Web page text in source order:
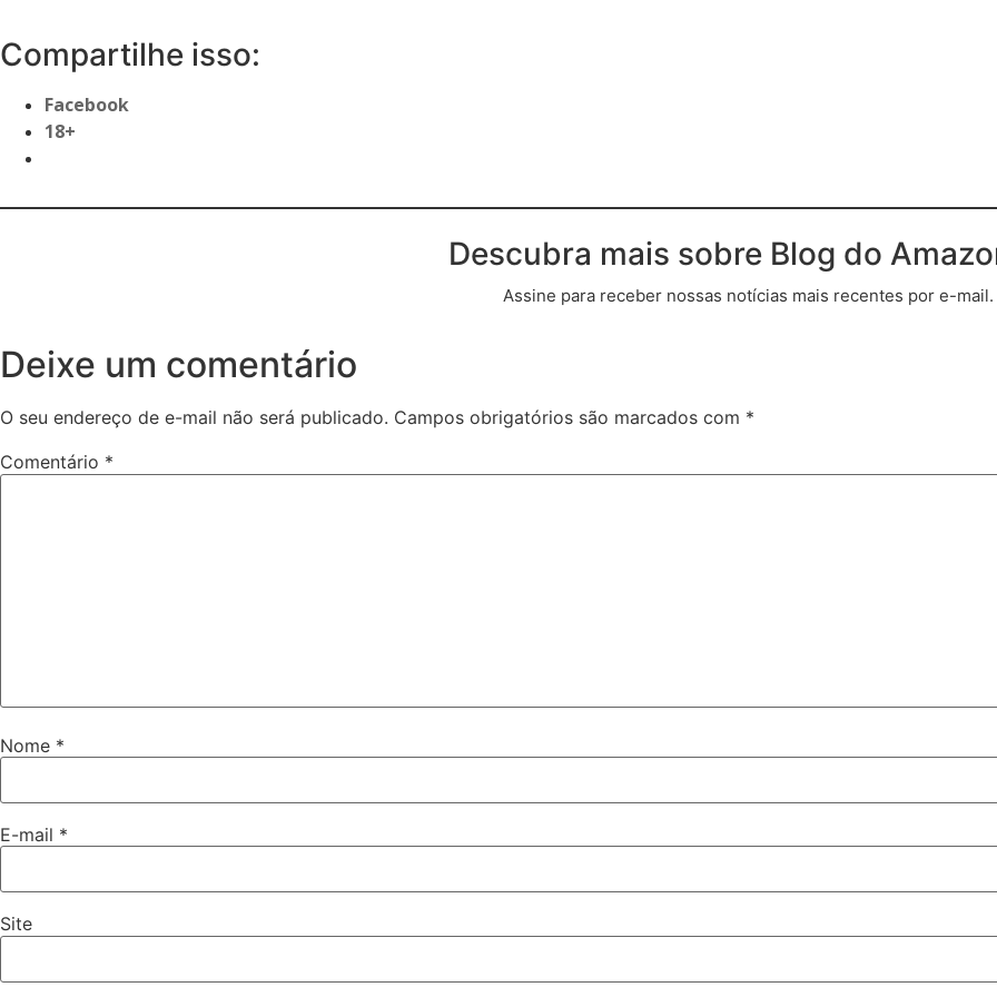
Compartilhe isso:
Facebook
18+
Descubra mais sobre Blog do
Assine para receber nossas notícias mais recentes por e-mail.
Deixe um comentário
O seu endereço de e-mail não será publicado. Campos obrigatórios são marcados com *
Comentário *
Nome *
E-mail *
Site